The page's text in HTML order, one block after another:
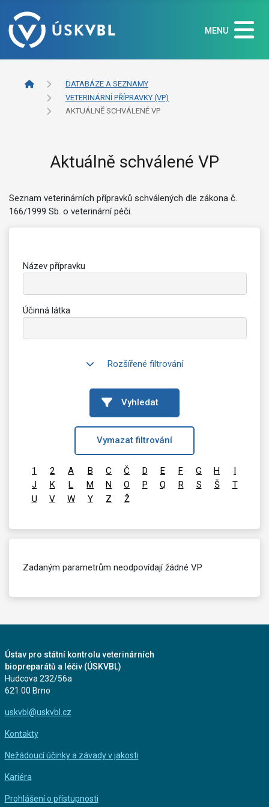
MENU
DATABÁZE A SEZNAMY
VETERINÁRNÍ PŘÍPRAVKY (VP)
AKTUÁLNĚ SCHVÁLENÉ VP
Aktuálně schválené VP
Seznam veterinárních přípravků schválených dle zákona č.
166/1999 Sb. o veterinární péči.
Název přípravku
Účinná látka
Rozšířené filtrování
Vyhledat
Vymazat filtrování
1 2 A B C Č D E F G H
I
J
K L M N O P Q R S Š
T
U
V W Y Z Ž
Zadaným parametrům neodpovídají žádné VP
Ústav pro státní kontrolu veterinárních
biopreparátů a léčiv (ÚSKVBL)
Hudcova 232/56a
621 00 Brno
uskvbl@uskvbl.cz
Kontakty
Nežádoucí účinky a závady v jakosti
Kariéra
Prohlášení o přístupnosti